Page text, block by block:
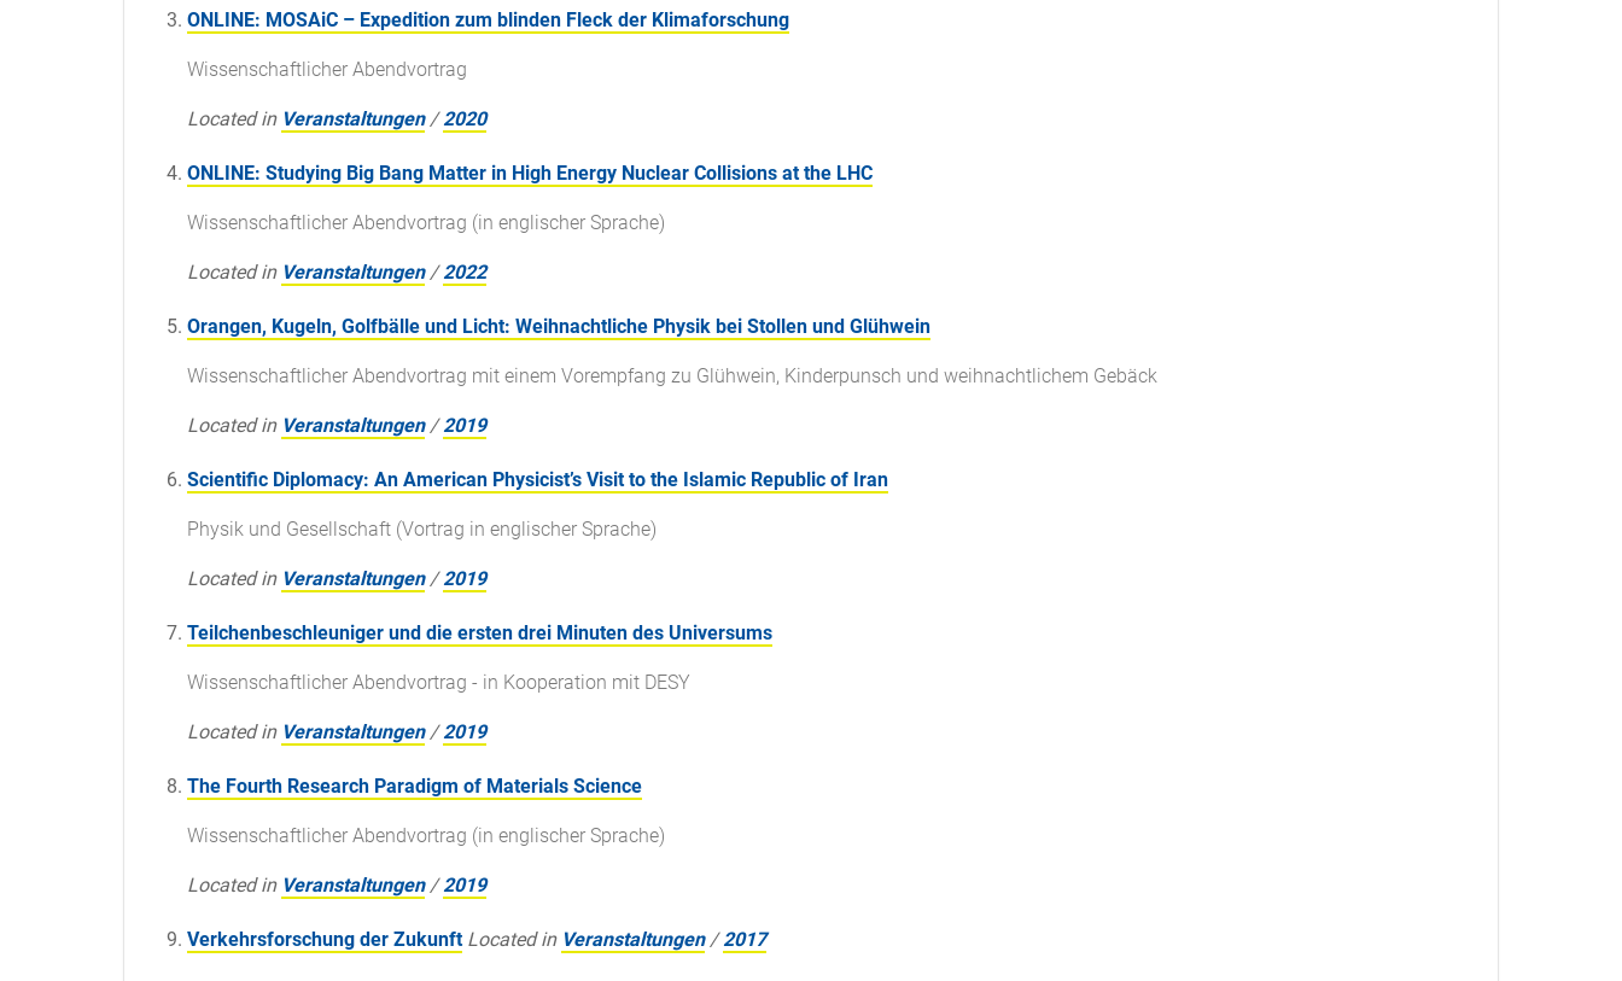
ONLINE: MOSAiC – Expedition zum blinden Fleck der Klimaforschung
Wissenschaftlicher Abendvortrag
Located in Veranstaltungen /2020
ONLINE: Studying Big Bang Matter in High Energy Nuclear Collisions at the LHC
Wissenschaftlicher Abendvortrag (in englischer Sprache)
Located in Veranstaltungen /2022
Orangen, Kugeln, Golfbälle und Licht: Weihnachtliche Physik bei Stollen und Glühwein
Wissenschaftlicher Abendvortrag mit einem Vorempfang zu Glühwein, Kinderpunsch und weihnachtlichem Gebäck
Located in Veranstaltungen /2019
Scientific Diplomacy: An American Physicist’s Visit to the Islamic Republic of Iran
Physik und Gesellschaft (Vortrag in englischer Sprache)
Located in Veranstaltungen /2019
Teilchenbeschleuniger und die ersten drei Minuten des Universums
Wissenschaftlicher Abendvortrag - in Kooperation mit DESY
Located in Veranstaltungen /2019
The Fourth Research Paradigm of Materials Science
Wissenschaftlicher Abendvortrag (in englischer Sprache)
Located in Veranstaltungen /2019
Verkehrsforschung der Zukunft Located in Veranstaltungen /2017